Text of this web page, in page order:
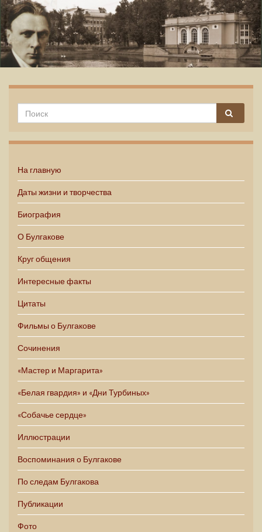
На главную
Даты жизни и творчества
Биография
О Булгакове
Круг общения
Интересные факты
Цитаты
Фильмы о Булгакове
Сочинения
«Мастер и Маргарита»
«Белая гвардия» и «Дни Турбиных»
«Собачье сердце»
Иллюстрации
Воспоминания о Булгакове
По следам Булгакова
Публикации
Фото